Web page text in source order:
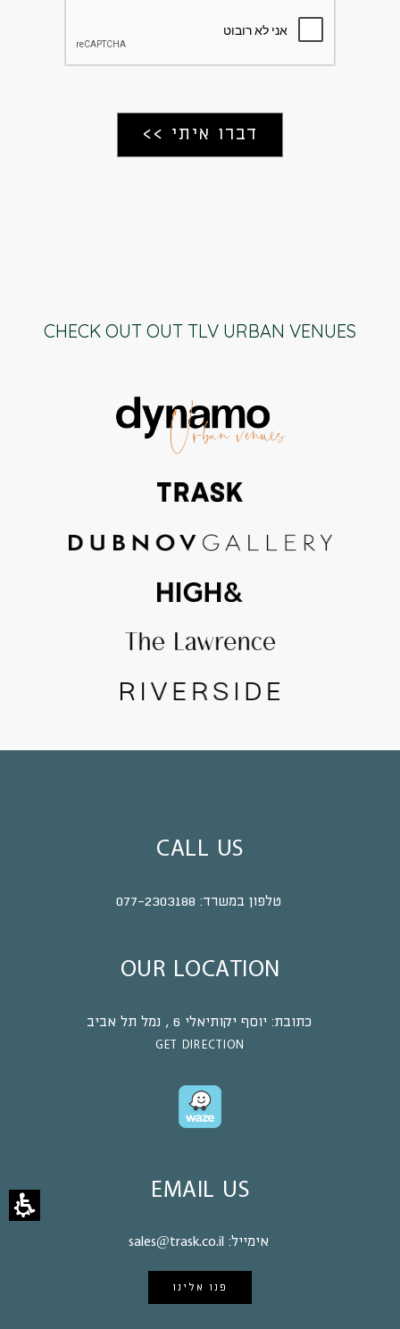
CHECK OUT OUT TLV URBAN VENUES
CALL US
טלפון במשרד: 077-2303188
OUR LOCATION
כתובת: יוסף יקותיאלי 6 , נמל תל אביב
GET DIRECTION
EMAIL US
אימייל: sales@trask.co.il
פנו אלינו